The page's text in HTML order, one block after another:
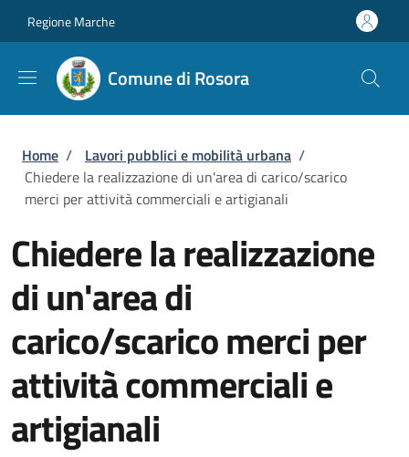
Regione Marche
Comune di Rosora
Briciole di pane
Home / Lavori pubblici e mobilità urbana /
Chiedere la realizzazione di un'area di carico/scarico
merci per attività commerciali e artigianali
Chiedere la realizzazione
di un'area di
carico/scarico merci per
attività commerciali e
artigianali